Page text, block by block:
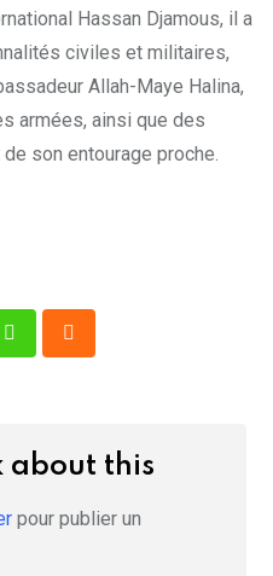
Hassan Djamous, il a
civiles et militaires,
Allah-Maye Halina,
armées, ainsi que des
son entourage proche.
about this
pour publier un